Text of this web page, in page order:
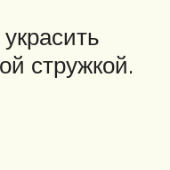
стружкой.